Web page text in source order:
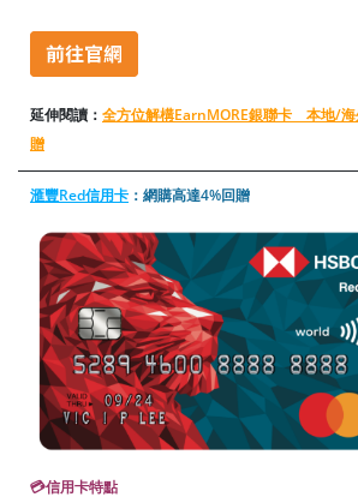
延伸閱讀： 全方位解構EarnMORE銀聯卡 本地/
贈
滙豐Red信用卡 ：網購高達4%回贈
💳信用卡特點